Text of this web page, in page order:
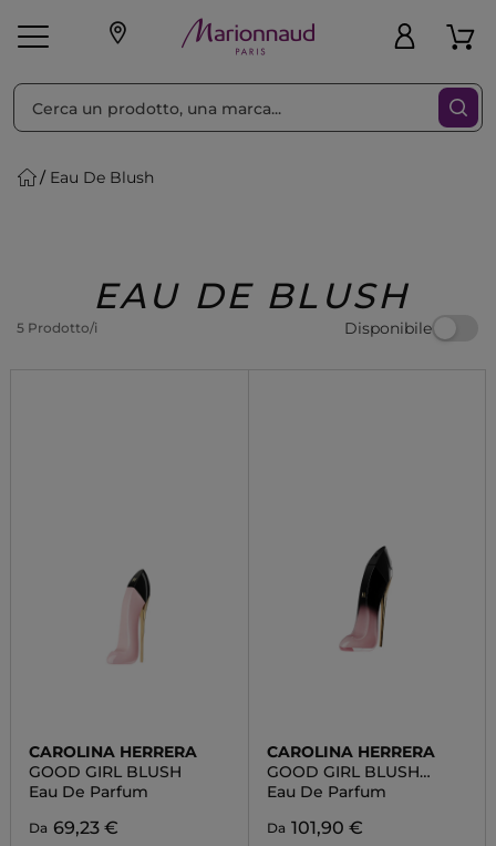
Make-up
Regalo
Eau De Blush
EAU DE BLUSH
5 Prodotto/i Disponibile
Ordina per Filtra
CAROLINA HERRERA
GOOD GIRL BLUSH
Eau De Parfum
Da 69,23 €
CAROLINA HERRERA
GOOD GIRL BLUSH
ELIXIR
Eau De Parfum
Da 101,90 €